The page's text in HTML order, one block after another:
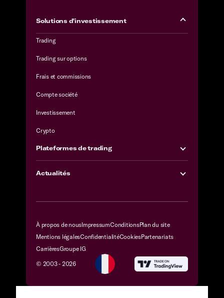
Solutions d'investissement
Trading
Trading sur options
Frais et commissions
Compte société
Investissement
Crypto
Plateformes de trading
Actualités
À propos de nousImpressumConditionsPlan du site
Mentions légalesConfidentialitéCookiesPartenariats
CarrièresGroupe IG
© 2003 - 2026